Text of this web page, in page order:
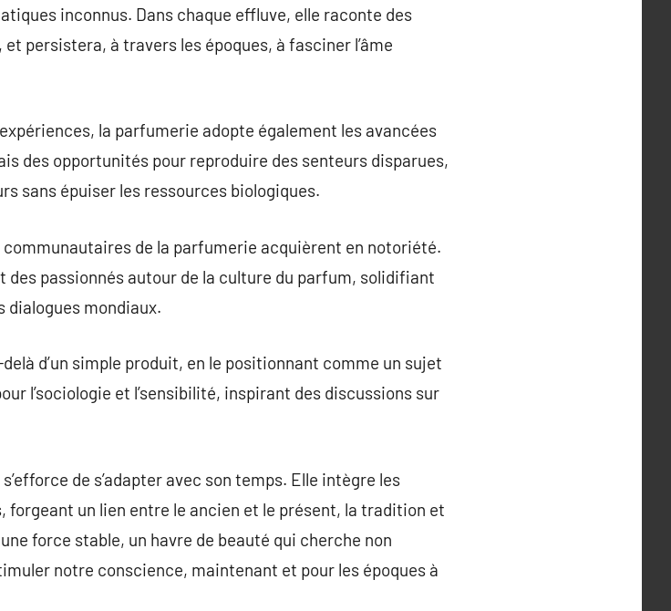
inconnus. Dans chaque effluve, elle raconte des
persistera, à travers les époques, à fasciner l’âme
la parfumerie adopte également les avancées
des opportunités pour reproduire des senteurs disparues,
sans épuiser les ressources biologiques.
de la parfumerie acquièrent en notoriété.
des passionnés autour de la culture du parfum, solidifiant
dialogues mondiaux.
d’un simple produit, en le positionnant comme un sujet
l’sociologie et l’sensibilité, inspirant des discussions sur
de s’adapter avec son temps. Elle intègre les
un lien entre le ancien et le présent, la tradition et
force stable, un havre de beauté qui cherche non
notre conscience, maintenant et pour les époques à